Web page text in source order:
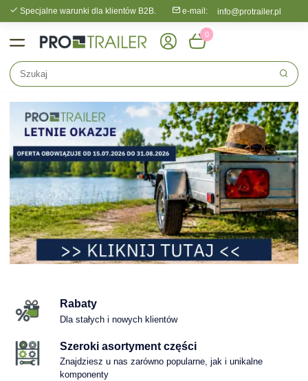
Specjalne warunki dla klientów B2B. e-mail: info@protrailer.pl
0
Rabaty
Dla stałych i nowych klientów
Szeroki asortyment części
Znajdziesz u nas zarówno popularne, jak i unikalne
komponenty